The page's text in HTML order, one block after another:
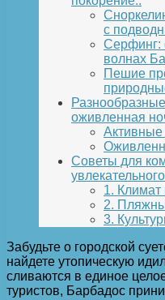
с
Серфинг:
волнах
Пешие
оживленная
Активные
Советы для
1. Климат
2.
3.
Забудьте о городской
найдете утопическую
сливаются в единое
туристов, Барбадос